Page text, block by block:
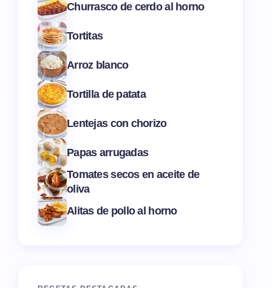
Churrasco de cerdo al horno
Tortitas
Arroz blanco
Tortilla de patata
Lentejas con chorizo
Papas arrugadas
Tomates secos en aceite de
oliva
Alitas de pollo al horno